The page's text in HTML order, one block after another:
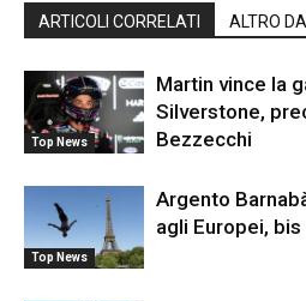
ARTICOLI CORRELATI ALTRO
Top News
Martin vince la
Silverstone,
Bezzecchi
Top News
Argento
agli Europei,